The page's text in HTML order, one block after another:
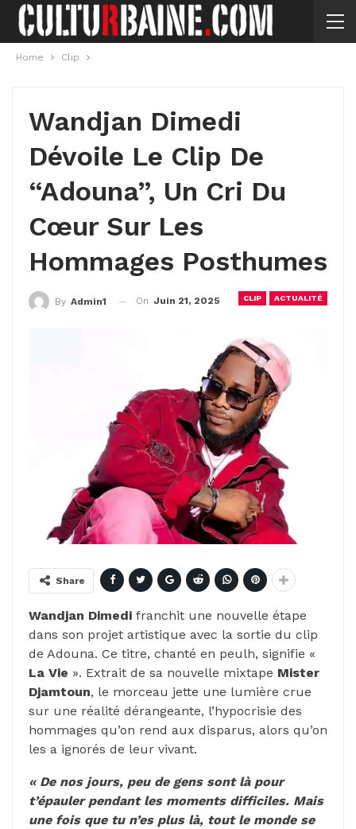
Home Clip
Wandjan Dimedi
Dévoile Le Clip De
“Adouna”, Un Cri Du
Cœur Sur Les
Hommages Posthumes
CLIP ACTUALITÉ
By Admin1 On Juin 21, 2025
Share
Wandjan Dimedi franchit une nouvelle étape
dans son projet artistique avec la sortie du clip
de Adouna. Ce titre, chanté en peulh, signifie «
La Vie ». Extrait de sa nouvelle mixtape Mister
Djamtoun, le morceau jette une lumière crue
sur une réalité dérangeante, l’hypocrisie des
hommages qu’on rend aux disparus, alors qu’on
les a ignorés de leur vivant.
« De nos jours, peu de gens sont là pour
t’épauler pendant les moments difficiles. Mais
une fois que tu n’es plus là, tout le monde se